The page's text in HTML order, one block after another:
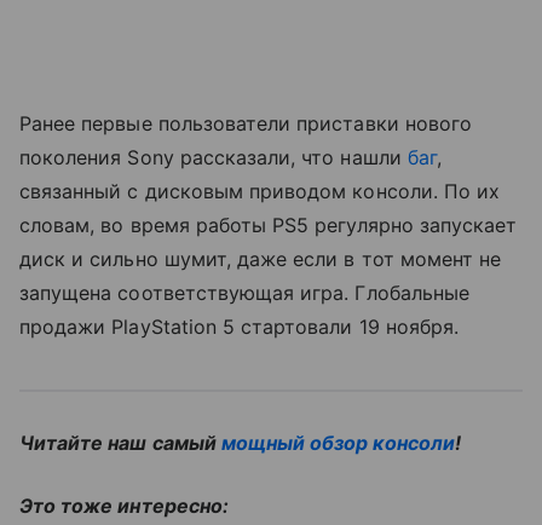
Ранее первые пользователи приставки нового
поколения Sony рассказали, что нашли баг,
связанный с дисковым приводом консоли. По их
словам, во время работы PS5 регулярно запускает
диск и сильно шумит, даже если в тот момент не
запущена соответствующая игра. Глобальные
продажи PlayStation 5 стартовали 19 ноября.
Читайте наш самый мощный обзор консоли!
Это тоже интересно: